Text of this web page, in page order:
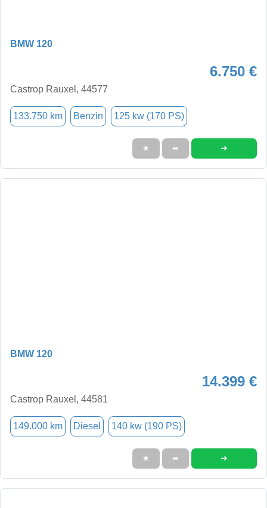
BMW 120
6.750 €
Castrop Rauxel, 44577
133.750 km Benzin 125 kw (170 PS)
★ ➦ ➜
BMW 120
14.399 €
Castrop Rauxel, 44581
149.000 km Diesel 140 kw (190 PS)
★ ➦ ➜